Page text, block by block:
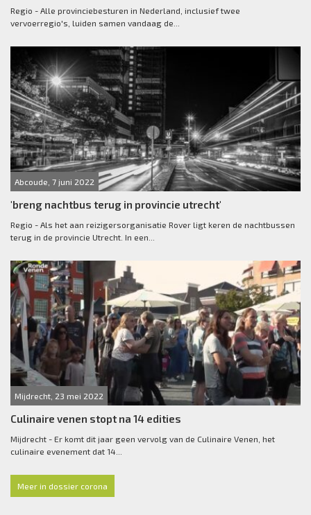
Regio - Alle provinciebesturen in Nederland, inclusief twee
vervoerregio's, luiden samen vandaag de...
Abcoude, 7 juni 2022
'breng nachtbus terug in provincie utrecht'
Regio - Als het aan reizigersorganisatie Rover ligt keren de nachtbussen
terug in de provincie Utrecht. In een...
Mijdrecht, 23 mei 2022
Culinaire venen stopt na 14 edities
Mijdrecht - Er komt dit jaar geen vervolg van de Culinaire Venen, het
culinaire evenement dat 14...
Meer in dossier corona